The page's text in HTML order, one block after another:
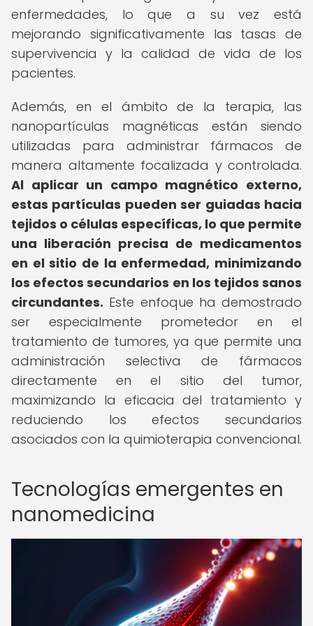
enfermedades, lo que a su vez está
mejorando significativamente las tasas de
supervivencia y la calidad de vida de los
pacientes.
Además, en el ámbito de la terapia, las
nanopartículas magnéticas están siendo
utilizadas para administrar fármacos de
manera altamente focalizada y controlada.
Al aplicar un campo magnético externo,
estas partículas pueden ser guiadas hacia
tejidos o células específicas, lo que permite
una liberación precisa de medicamentos
en el sitio de la enfermedad, minimizando
los efectos secundarios en los tejidos sanos
circundantes. Este enfoque ha demostrado
ser especialmente prometedor en el
tratamiento de tumores, ya que permite una
administración selectiva de fármacos
directamente en el sitio del tumor,
maximizando la eficacia del tratamiento y
reduciendo los efectos secundarios
asociados con la quimioterapia convencional.
Tecnologías emergentes en
nanomedicina